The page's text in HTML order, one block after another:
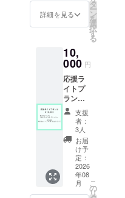
だきま
す(時期
未定･1
■限定ア
バター
用衣装
(Vroid
制作/T
シャツ)
※後日、
ギガ
ファイ
ル便
(メール)
にてお
送りさ
せてい
ただき
詳細を見る
タ
ー
ン
を
選
択
す
る
10,
000 円
応援ラ
イトプ
ラン③
■CF参
加証(デ
ジタル)
※価格に
関わら
ず内容
は同じ
になり
ます ※
メール
支援
者：
3人
お届
け予
定：
2026
年08
月
こ
の
リ